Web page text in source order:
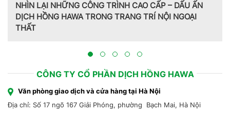
CAO CẤP – DẤU ẤN
TRÍ NỘI NGOẠI
CÔNG TY CỔ PHẦN DỊCH HỒNG HAWA
Văn phòng giao dịch và cửa hàng tại Hà Nội
Địa chỉ: Số 17 ngõ 167 Giải Phóng, phường Bạch Mai, Hà Nội